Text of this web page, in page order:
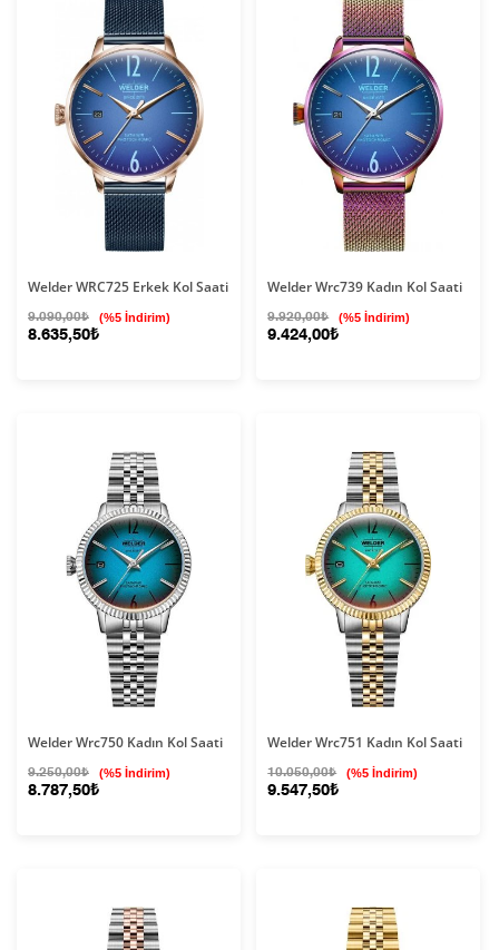
Welder WRC725 Erkek Kol Saati
9.090,00₺ (%5 İndirim)
8.635,50₺
Welder Wrc739 Kadın Kol Saati
9.920,00₺ (%5 İndirim)
9.424,00₺
Welder Wrc750 Kadın Kol Saati
9.250,00₺ (%5 İndirim)
8.787,50₺
Welder Wrc751 Kadın Kol Saati
10.050,00₺ (%5 İndirim)
9.547,50₺